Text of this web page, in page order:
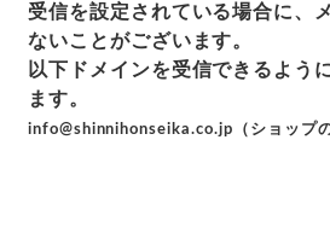
受信を設定されている場合に、
ないことがございます。
以下ドメインを受信できるよう
ます。
info@shinnihonseika.co.jp（ショップ